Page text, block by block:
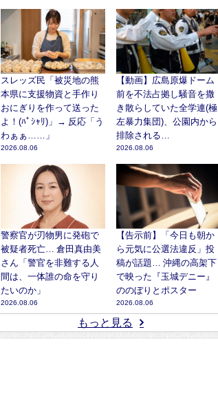
スレッズ民「被災地の熊
本県に支援物資と手作り
おにぎりを作って送った
よ！(ﾊﾟｼｬﾘ)」→ 反応「う
わぁぁ……」
2026.08.06
【動画】広島原爆ドーム
前を不法占拠し騒音を撒
き散らしていた全学連(極
左暴力集団)、公園内から
排除される…
2026.08.06
警察官が刃物男に発砲で
被疑者死亡… 倉田真由美
さん「警官を非難する人
間は、一体誰の命を守り
たいのか」
2026.08.06
【告示前】「今日も朝か
ら元気に公選法違反」投
稿が話題… 沖縄の高架下
で映った『玉城デニー』
ののぼりとポスター
2026.08.06
もっと見る